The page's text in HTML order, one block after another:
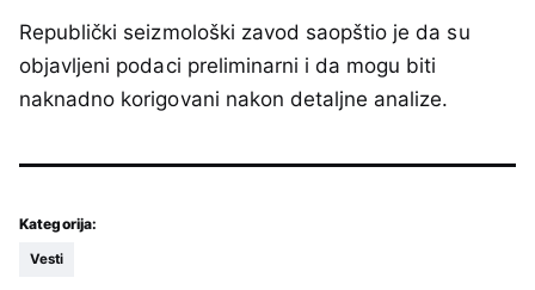
Republički seizmološki zavod saopštio je da su
objavljeni podaci preliminarni i da mogu biti
naknadno korigovani nakon detaljne analize.
Kategorija:
Vesti